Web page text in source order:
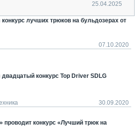
25.04.2025
лучших трюков на бульдозерах от
07.10.2020
конкурс Top Driver SDLG
30.09.2020
проводит конкурс «Лучший трюк на